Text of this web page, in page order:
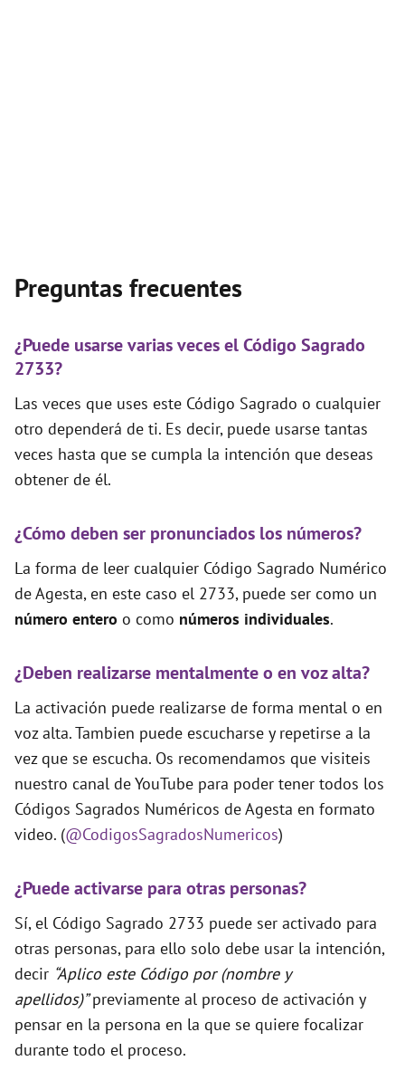
Preguntas frecuentes
¿Puede usarse varias veces el Código Sagrado
2733?
Las veces que uses este Código Sagrado o cualquier
otro dependerá de ti. Es decir, puede usarse tantas
veces hasta que se cumpla la intención que deseas
obtener de él.
¿Cómo deben ser pronunciados los números?
La forma de leer cualquier Código Sagrado Numérico
de Agesta, en este caso el 2733, puede ser como un
número entero o como números individuales.
¿Deben realizarse mentalmente o en voz alta?
La activación puede realizarse de forma mental o en
voz alta. Tambien puede escucharse y repetirse a la
vez que se escucha. Os recomendamos que visiteis
nuestro canal de YouTube para poder tener todos los
Códigos Sagrados Numéricos de Agesta en formato
video. (@CodigosSagradosNumericos)
¿Puede activarse para otras personas?
Sí, el Código Sagrado 2733 puede ser activado para
otras personas, para ello solo debe usar la intención,
decir “Aplico este Código por (nombre y
apellidos)”previamente al proceso de activación y
pensar en la persona en la que se quiere focalizar
durante todo el proceso.